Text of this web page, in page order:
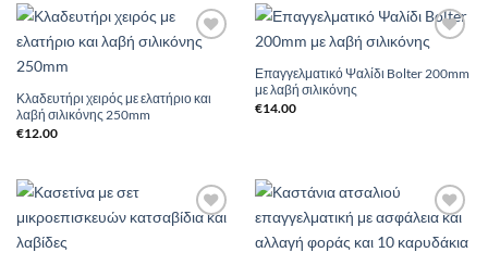
Add to
Κλαδευτήρι χειρός με ελατήριο και
λαβή σιλικόνης 250mm
€12.00
Add to
Wishlist
Επαγγελματικό Ψαλίδι Bolter 200mm
με λαβή σιλικόνης
€14.00
Wishlist